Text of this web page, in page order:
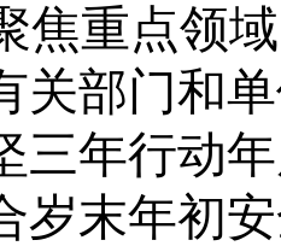
焦重点领
关部门和
三年行动
岁末年初